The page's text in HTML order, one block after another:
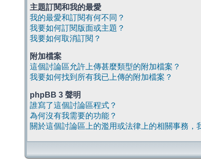
主題訂閱和我的最愛
我的最愛和訂閱有何不同？
我要如何訂閱版面或主題？
我要如何取消訂閱？
附加檔案
這個討論區允許上傳甚麼類型的附加檔案？
我要如何找到所有我已上傳的附加檔案？
phpBB 3 聲明
誰寫了這個討論區程式？
為何沒有我需要的功能？
關於這個討論區上的濫用或法律上的相關事務，